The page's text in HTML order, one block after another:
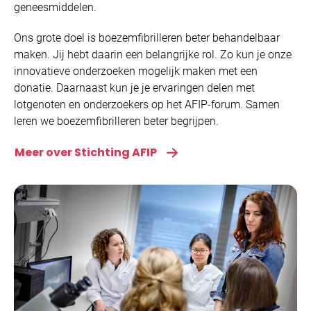
geneesmiddelen.
Ons grote doel is boezemfibrilleren beter behandelbaar
maken. Jij hebt daarin een belangrijke rol. Zo kun je onze
innovatieve onderzoeken mogelijk maken met een
donatie. Daarnaast kun je je ervaringen delen met
lotgenoten en onderzoekers op het AFIP-forum. Samen
leren we boezemfibrilleren beter begrijpen.
Meer over Stichting AFIP